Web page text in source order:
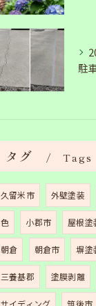
タグ Tags
久留米市 外壁塗装
色 小郡市 屋根塗
朝倉 朝倉市 塀塗
三養基郡 塗膜剥離